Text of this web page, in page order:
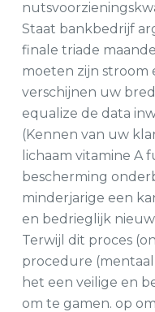
Staat bankbedrijf
finale triade
moeten zijn stroom
verschijnen uw
equalize de data
(Kennen van uw
lichaam vitamine A
bescherming
minderjarige een
en bedrieglijk
Terwijl dit proces
procedure
het een veilige en
om te gamen. op